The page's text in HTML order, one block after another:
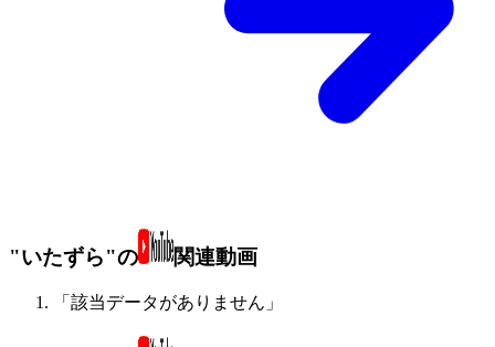
"いたずら"の 関連動画
「該当データがありません」